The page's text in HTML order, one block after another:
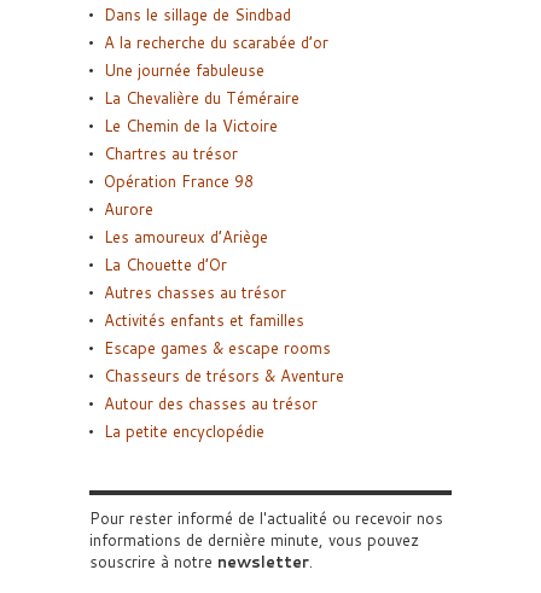
Dans le sillage de Sindbad
A la recherche du scarabée d’or
Une journée fabuleuse
La Chevalière du Téméraire
Le Chemin de la Victoire
Chartres au trésor
Opération France 98
Aurore
Les amoureux d’Ariège
La Chouette d’Or
Autres chasses au trésor
Activités enfants et familles
Escape games & escape rooms
Chasseurs de trésors & Aventure
Autour des chasses au trésor
La petite encyclopédie
Pour rester informé de l'actualité ou recevoir nos
informations de dernière minute, vous pouvez
souscrire à notre newsletter.